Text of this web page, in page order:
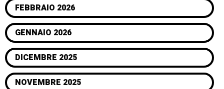
FEBBRAIO 2026
GENNAIO 2026
DICEMBRE 2025
NOVEMBRE 2025